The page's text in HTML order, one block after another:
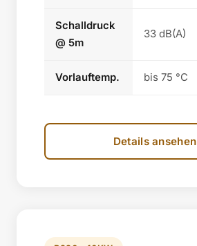
Schalldruck
@ 5m
33 dB(A)
Vorlauftemp. bis 75 °C
Details ansehen